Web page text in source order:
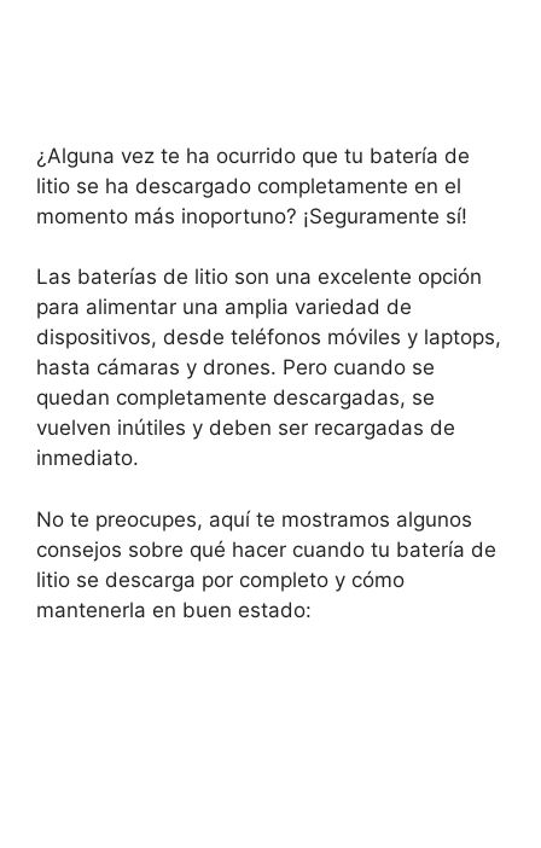
¿Alguna vez te ha ocurrido que tu batería de
litio se ha descargado completamente en el
momento más inoportuno? ¡Seguramente sí!
Las baterías de litio son una excelente opción
para alimentar una amplia variedad de
dispositivos, desde teléfonos móviles y laptops,
hasta cámaras y drones. Pero cuando se
quedan completamente descargadas, se
vuelven inútiles y deben ser recargadas de
inmediato.
No te preocupes, aquí te mostramos algunos
consejos sobre qué hacer cuando tu batería de
litio se descarga por completo y cómo
mantenerla en buen estado: